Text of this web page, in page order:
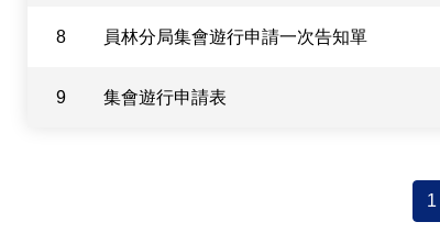
8 員林分局集會遊行申請一次告知單
9 集會遊行申請表
1